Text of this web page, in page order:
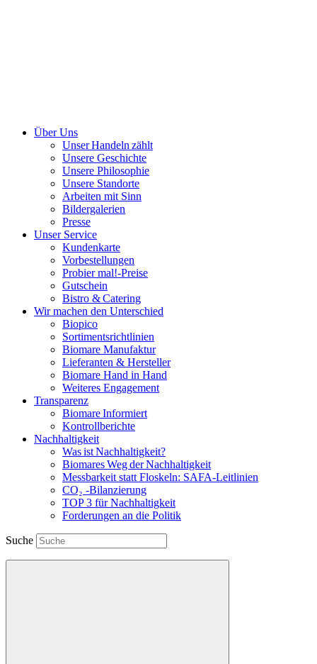
Über Uns
Unser Handeln zählt
Unsere Geschichte
Unsere Philosophie
Unsere Standorte
Arbeiten mit Sinn
Bildergalerien
Presse
Unser Service
Kundenkarte
Vorbestellungen
Probier mal!-Preise
Gutschein
Bistro & Catering
Wir machen den Unterschied
Biopico
Sortimentsrichtlinien
Biomare Manufaktur
Lieferanten & Hersteller
Biomare Hand in Hand
Weiteres Engagement
Transparenz
Biomare Informiert
Kontrollberichte
Nachhaltigkeit
Was ist Nachhaltigkeit?
Biomares Weg der Nachhaltigkeit
Messbarkeit statt Floskeln: SAFA-Leitlinien
CO₂ -Bilanzierung
TOP 3 für Nachhaltigkeit
Forderungen an die Politik
Suche